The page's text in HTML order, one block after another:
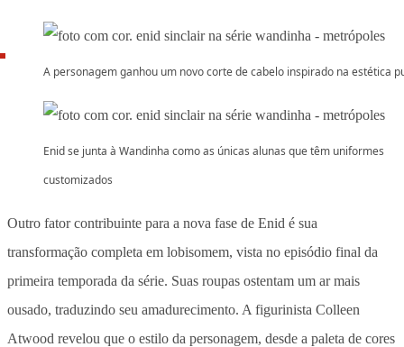
A personagem ganhou um novo corte de cabelo inspirado na estética
Enid se junta à Wandinha como as únicas alunas que têm uniformes
customizados
Outro fator contribuinte para a nova fase de Enid é sua
transformação completa em lobisomem, vista no episódio final da
primeira temporada da série. Suas roupas ostentam um ar mais
ousado, traduzindo seu amadurecimento. A figurinista Colleen
Atwood revelou que o estilo da personagem, desde a paleta de cores